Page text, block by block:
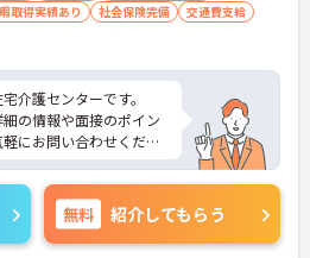
取得実績あり 社会保険完備
交通費支給
介護センターです。
の情報や面接のポイン
にお問い合わせくださ
無料 紹介してもらう